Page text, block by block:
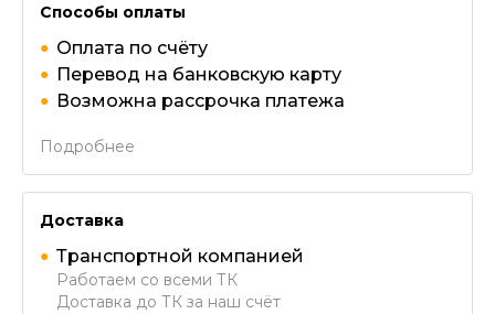
Способы оплаты
Оплата по счёту
Перевод на банковскую карту
Возможна рассрочка платежа
Подробнее
Доставка
Транспортной компанией
Работаем со всеми ТК
Доставка до ТК за наш счёт